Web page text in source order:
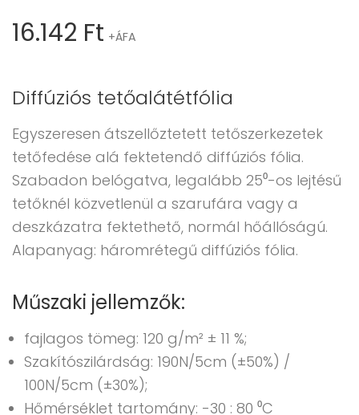
16.142 Ft +ÁFA
Diffúziós tetőalátétfólia
Egyszeresen átszellőztetett tetőszerkezetek
tetőfedése alá fektetendő diffúziós fólia.
Szabadon belógatva, legalább 25⁰-os lejtésű
tetőknél közvetlenül a szarufára vagy a
deszkázatra fektethető, normál hőállóságú.
Alapanyag: háromrétegű diffúziós fólia.
Műszaki jellemzők:
fajlagos tömeg: 120 g/m² ± 11 %;
Szakítószilárdság: 190N/5cm (±50%) /
100N/5cm (±30%);
Hőmérséklet tartomány: -30 : 80 ⁰C